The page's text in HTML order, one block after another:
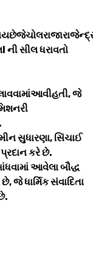
ની સીલ ધરાવતો
જે
સુધારણા, સિંચાઈ
કરે છે.
આવેલા બૌદ્ધ
જે ધાર્મિક સંવાદિતા